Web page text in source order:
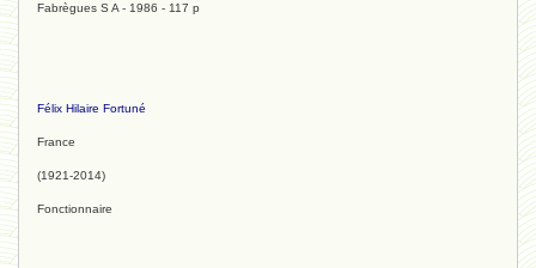
Fabrègues S A - 1986 - 117 p
Félix Hilaire Fortuné
France
(1921-2014)
Fonctionnaire